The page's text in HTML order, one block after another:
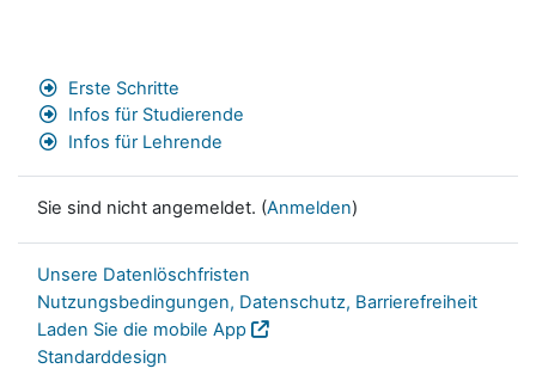
Erste Schritte
Infos für Studierende
Infos für Lehrende
Sie sind nicht angemeldet. (Anmelden)
Unsere Datenlöschfristen
Nutzungsbedingungen, Datenschutz, Barrierefreiheit
Laden Sie die mobile App
Standarddesign